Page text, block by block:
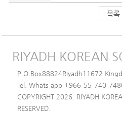
목록
RIYADH KOREAN
P.O.Box88824Riyadh11672
Tel, Whats app +966-55-740-
COPYRIGHT 2026. RIYADH
RESERVED.